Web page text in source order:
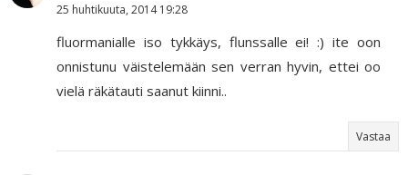
25 huhtikuuta, 2014 19:28
fluormanialle iso tykkäys, flunssalle ei! :) ite oon
onnistunu väistelemään sen verran hyvin, ettei oo
vielä räkätauti saanut kiinni..
Vastaa